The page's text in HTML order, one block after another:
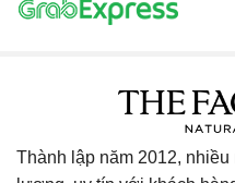
Thành lập năm 2012,